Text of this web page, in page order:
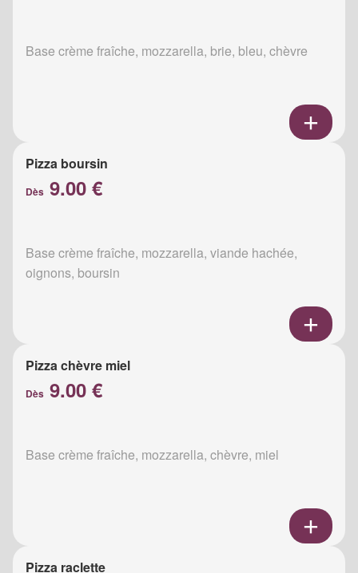
Base crème fraîche, mozzarella, brie, bleu, chèvre
Pizza boursin
Dès 9.00 €
Base crème fraîche, mozzarella, viande hachée,
oignons, boursin
Pizza chèvre miel
Dès 9.00 €
Base crème fraîche, mozzarella, chèvre, miel
Pizza raclette